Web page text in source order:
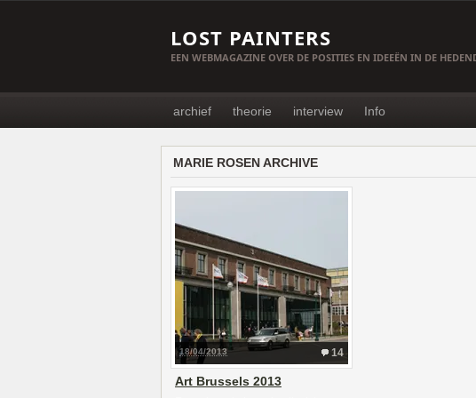
LOST PAINTERS
EEN WEBMAGAZINE OVER DE POSITIES EN IDEEËN IN DE
archief theorie interview Info
MARIE ROSEN ARCHIVE
14
18/04/2013
Art Brussels 2013